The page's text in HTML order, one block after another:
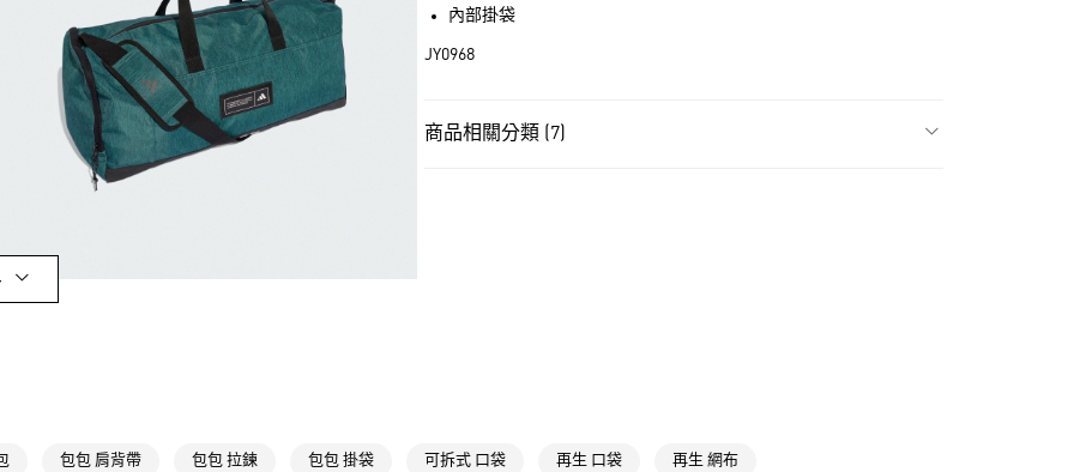
每筆NT$80，滿NT$1,500(含以上)免運費
付款後門市自取
內部掛袋
JY0968
商品相關分類 (7)
包包 肩背帶 包包 拉鍊 包包 掛袋 可拆式 口袋 再生 口袋 再生 網布